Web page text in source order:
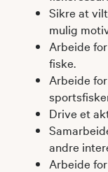
Sikre at
mulig
Arbeide
fiske.
Arbeide
Drive et
andre
Arbeide